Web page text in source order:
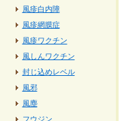
風疹白内障
風疹網膜症
風疹ワクチン
風しんワクチン
封じ込めレベル
風邪
風塵
フウジン